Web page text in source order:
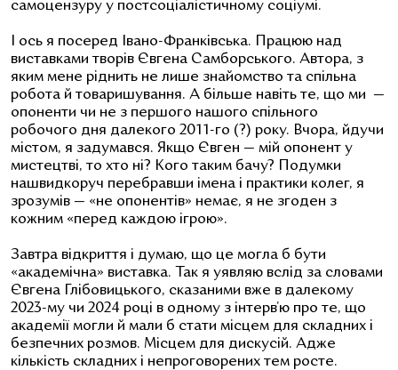
самоцензуру у постсоціалістичному соціумі.
І ось я посеред Івано-Франківська. Працюю над
виставками творів Євгена Самборського. Автора, з
яким мене ріднить не лише знайомство та спільна
робота й товаришування. А більше навіть те, що ми —
опоненти чи не з першого нашого спільного
робочого дня далекого 2011-го (?) року. Вчора, йдучи
містом, я задумався. Якщо Євген — мій опонент у
мистецтві, то хто ні? Кого таким бачу? Подумки
нашвидкоруч перебравши імена і практики колег, я
зрозумів — «не опонентів» немає, я не згоден з
кожним «перед каждою ігрою».
Завтра відкриття і думаю, що це могла б бути
«академічна» виставка. Так я уявляю вслід за словами
Євгена Глібовицького, сказаними вже в далекому
2023-му чи 2024 році в одному з інтерв’ю про те, що
академії могли й мали б стати місцем для складних і
безпечних розмов. Місцем для дискусій. Адже
кількість складних і непроговорених тем росте.